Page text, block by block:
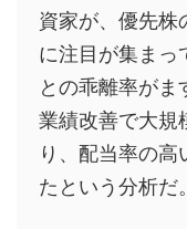
資家が、優先株
に注目が集まっ
との乖離率が
業績改善で大規
り、配当率の
たという分析だ。